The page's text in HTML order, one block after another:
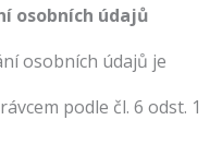
osobních údajů
osobních údajů je
podle čl. 6 odst. 1